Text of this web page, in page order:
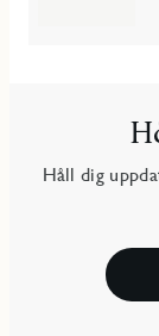
Håll dig